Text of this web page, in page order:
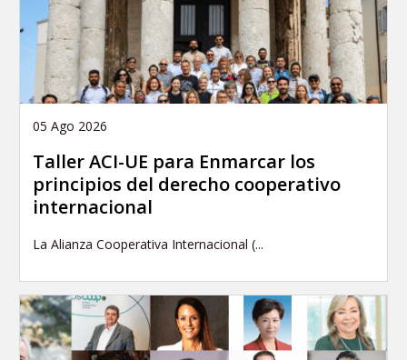
05 Ago 2026
Taller ACI-UE para Enmarcar los
principios del derecho cooperativo
internacional
La Alianza Cooperativa Internacional (...